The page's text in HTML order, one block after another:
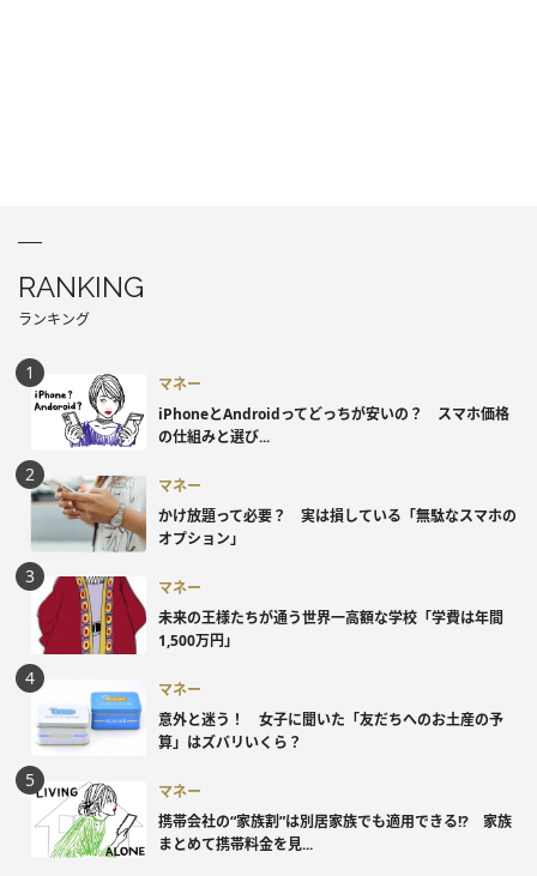
RANKING
ランキング
マネー
iPhoneとAndroidってどっちが安いの？ スマホ価格
の仕組みと選び...
マネー
かけ放題って必要？ 実は損している「無駄なスマホの
オプション」
マネー
未来の王様たちが通う世界一高額な学校「学費は年間
1,500万円」
マネー
意外と迷う！ 女子に聞いた「友だちへのお土産の予
算」はズバリいくら？
マネー
携帯会社の“家族割”は別居家族でも適用できる!? 家族
まとめて携帯料金を見...